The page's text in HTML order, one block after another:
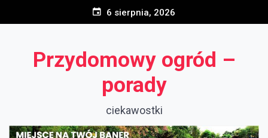
6 sierpnia, 2026
Przydomowy ogród –
porady
ciekawostki